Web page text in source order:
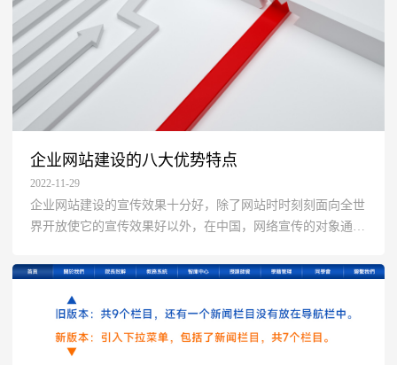
企业网站建设的八大优势特点
2022-11-29
企业网站建设的宣传效果十分好，除了网站时时刻刻面向全世
界开放使它的宣传效果好以外，在中国，网络宣传的对象通常
加倾向。